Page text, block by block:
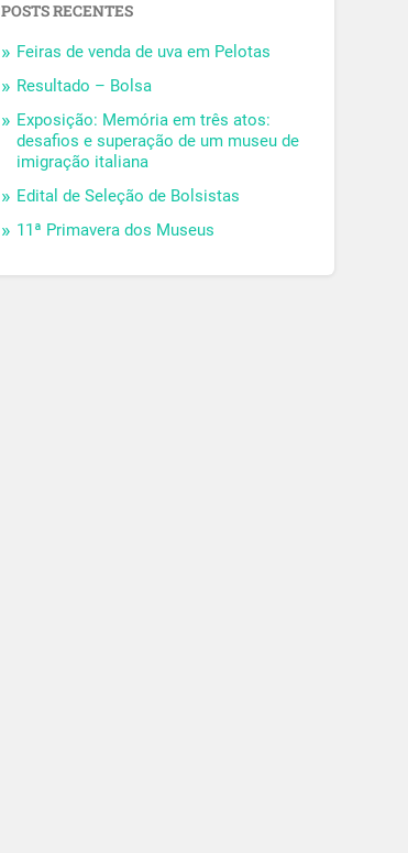
POSTS RECENTES
Feiras de venda de uva em Pelotas
Resultado – Bolsa
Exposição: Memória em três atos:
desafios e superação de um museu de
imigração italiana
Edital de Seleção de Bolsistas
11ª Primavera dos Museus